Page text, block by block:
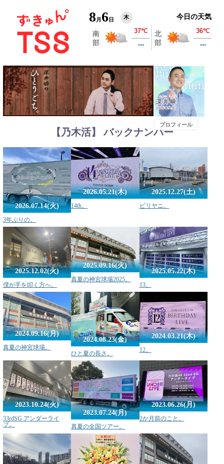
8 月 6日 木 今日の天気
プロフィール
【乃木活】 バックナンバー
2026.07.14(火)
3年ぶりの。
2026.05.21(木)
14th。
2025.12.27(土)
ビリヤニ。
2025.12.02(火)
僕が手を叩く方へ。
2025.09.16(火)
真夏の神宮球場2025。
2025.05.22(木)
13。
2024.09.16(月)
真夏の神宮球場。
2024.08.23(金)
ひと夏の長さ。
2024.03.21(木)
12。
2023.10.24(火)
33rdSG アンダーライ
ブ。
2023.07.24(月)
真夏の全国ツアー。
2023.06.26(月)
2か月前のこと。